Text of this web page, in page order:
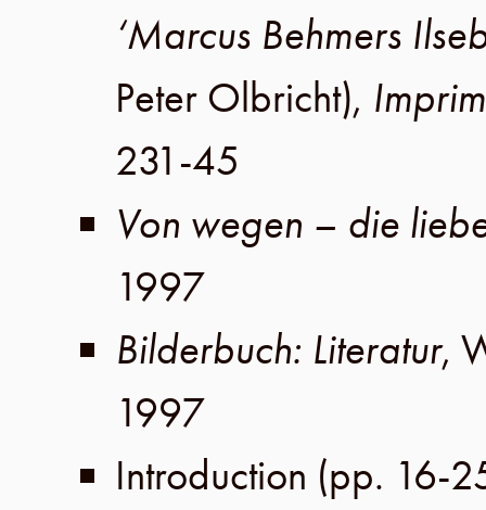
‘Marcus Behmers
Peter Olbricht),
231-45
Von wegen – die
1997
Bilderbuch: Literatur,
1997
Introduction (pp. 16-